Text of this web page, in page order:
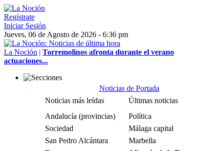
Regístrate
Iniciar Sesión
Jueves, 06 de Agosto de 2026 - 6:36 pm
La Noción | Torremolinos afronta durante el verano
actuaciones...
Noticias de Portada
Noticias más leídas
Últimas noticias
Andalucía (provincias)
Política
Sociedad
Málaga capital
San Pedro Alcántara
Marbella